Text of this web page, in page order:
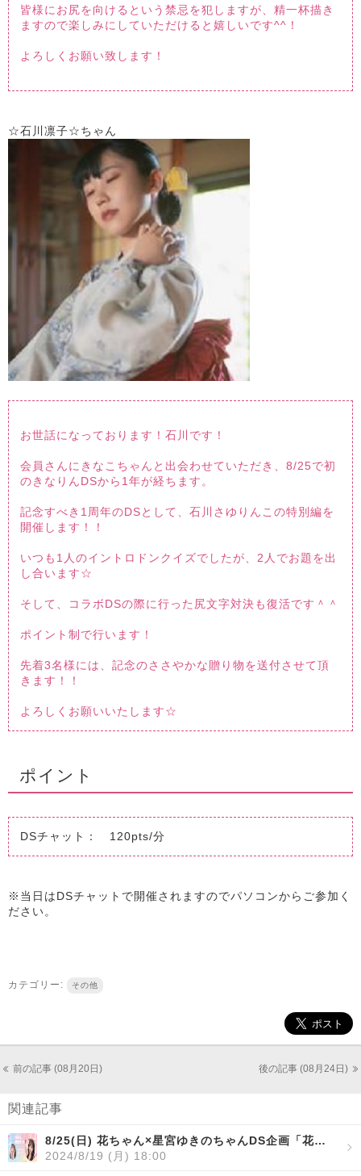
皆様にお尻を向けるという禁忌を犯しますが、精一杯描き
ますので楽しみにしていただけると嬉しいです^^！
よろしくお願い致します！
☆石川凛子☆ちゃん
お世話になっております！石川です！
会員さんにきなこちゃんと出会わせていただき、8/25で初
のきなりんDSから1年が経ちます。
記念すべき1周年のDSとして、石川さゆりんこの特別編を
開催します！！
いつも1人のイントロドンクイズでしたが、2人でお題を出
し合います☆
そして、コラボDSの際に行った尻文字対決も復活です＾＾
ポイント制で行います！
先着3名様には、記念のささやかな贈り物を送付させて頂
きます！！
よろしくお願いいたします☆
ポイント
DSチャット： 120pts/分
※当日はDSチャットで開催されますのでパソコンからご参加く
ださい。
カテゴリー: その他
前の記事 (08月20日) 後の記事 (08月24日)
関連記事
8/25(日) 花ちゃん×星宮ゆきのちゃんDS企画「花ちゃん誕生日DS」開催！
2024/8/19 (月) 18:00